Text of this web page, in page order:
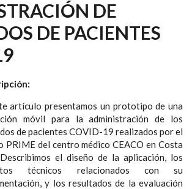
DE
DE PACIENTES
artículo presentamos un prototipo de una
móvil para la administración de los
de pacientes COVID-19 realizados por el
PRIME del centro médico CEACO en Costa
el diseño de la aplicación, los
técnicos relacionados con su
y los resultados de la evaluación